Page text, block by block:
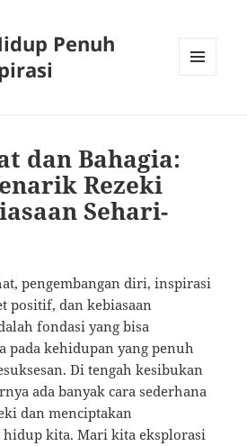
Penuh
dan Bahagia:
Rezeki
Sehari-
pengembangan diri, inspirasi
positif, dan kebiasaan
fondasi yang bisa
pada kehidupan yang penuh
Di tengah kesibukan
ada banyak cara sederhana
dan menciptakan
hidup kita. Mari kita eksplorasi